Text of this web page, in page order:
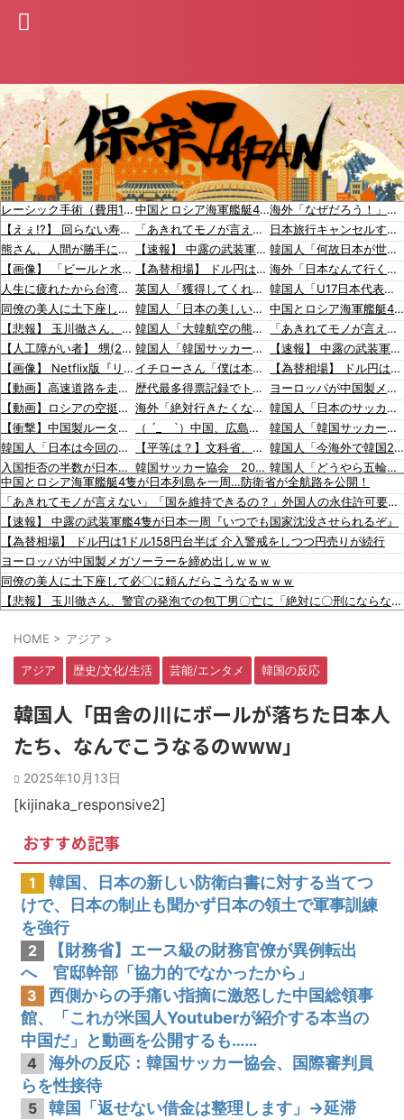
レーシック手術（費用10万円、視力2.0になる、成功率95%）←これをしない理由ｗｗ
【えぇ!?】 回らない寿司屋で、彼氏が寿司に “醤油” つけてた→私「は？30にもなって、醤油つけるとか恥ずかしい！ドン引き！低レベル!! 回転寿司しか行ったことない人はこれだから…」
熊さん、人間が勝手に山壊した結果〇されてしまう…これ半分虐〇だろ
【画像】 「ビールと水を交互に飲まないと倒れるグラス」発売
人生に疲れたから台湾を一周してきた
同僚の美人に土下座して必〇に頼んだらこうなるｗｗｗ
【悲報】 玉川徹さん、警官の発泡での包丁男〇亡に「絶対に〇刑にならない罪なのに警察が〇刑にした！」 → 元警官のマジレスがコチラ → ………
【人工障がい者】 甥(28)「両親が亡くなったんで僕のこと引き取ってほしいんですけど！」なんでいい年したヒキニートを引き取らなきゃいけないんだ...
【画像】 Netflix版『リボンの騎士』、とんでもない事になるｗｗｗｗｗ
【動画】高速道路を走行中の車からリアガラスが飛んでくる事故(ﾟoﾟ)
【動画】ロシアの空挺兵、パラシュートが開かずに墜落してしまう。
【衝撃】中国製ルーター20機種にバックドア発見！ ネットに繋ぐだけで35秒ごとに中国のサーバーと通信
韓国人「日本は今回の地震でも段ボールベッドを出してきたので後進国なのは変わらないようです」
入国拒否の半数が日本人!? 「オーストラリアで日本人女性が売春」
韓国人「株でお金を失ったのはイ・ジェミョンのせいだ！」として支持率が右肩下がりに……まあ、本当にその側面があるので救えないんですが
【動画】両方馬鹿（笑）ミニストップでトラックと衝突したドラレコが（ノ∇`）
【移民政策反対】イオンの売り場で唐揚げを食う中国人の子供
【炎上】藤沢市「モスク建設と土葬も許可します」→3万人の反対署名も却下
【知ってた？】カナダ発ウェアブランド、lululemonが日本でオープン→店名は日本差別からできた？
イスラム指導者が授業!? 憲法違反だと批判〇到【さくらの解説】
91歳女性の遺体を遺棄したベトナム国籍の男が逮捕されました #移民 #外国人
中国とロシア海軍艦艇4隻が日本列島を一周…防衛省が全航路を公開！
「あきれてモノが言えない」「国を維持できるの？」外国人の永住許可要件の厳格化で在日中国人の本音は？
【速報】 中露の武装軍艦4隻が日本一周『いつでも国家沈没させられるぞ』
【為替相場】 ドル円は1ドル158円台半ば 介入警戒をしつつ円売りが続行
英国人「獲得してくれ」上田綺世、ブライトン移籍が浮上！三笘薫との日本代表ホットライン実現!?現地サポ大興奮！「勘弁してくれ」と危惧される懸念点とは!?【海外の反応】
韓国人「日本の美しい街並みを韓国化した結果をご覧ください・・・」
韓国人「大韓航空の熊本地震飲料水支援に対する日本人の反応をご覧ください・・・」→「」
韓国人「韓国サッカー協会が行った国際試合の性的接待の全容がこちら…」→「完全に買収してる…（ﾌﾞﾙﾌﾞﾙ」＝韓国の反応
イチローさん「僕は本を読まない。好きなアニメはドラゴンボール」【海外の反応】
歴代最多得票記録でトップ当選の河合ゆうすけ市議、埼玉知事選（来年８月）に立候補表明！「埼玉県の外国人問題を解決するには、知事選で保守の政治家が立ち上がるしかない」保守一本化を訴え
海外「絶対行きたくない国は？」かなりの割合であの国を挙げられる結果に【海外の反応】
（ ´_ゝ`）中国、広島原爆投下から８１年を迎えたことを受け「日本は原爆被害者の立場で同情を買おうとするのを止めろ」
【平等は？】文科省、若手女性研究者支援のため大学に補助金交付（年間最大5000万円）「将来のリーダーとして活躍する（女性の）人材を輩出したい」
韓国サッカー協会 2011～12年に外国人審判員・監督官ら10数人を性接待（W杯予選、五輪予選が含まれる）国会議員が事実確認
SpaceX、米国防関連技術保護を重視し供給連鎖から中国系を完全排除へ 供給業者に「中国籍人員をSpaceX向けの生産に関わらせないこと」「中国製の設備・部品を使わないこと」を要求し監査実施
韓国人「海外が想像する韓国人キャラクターのイメージがこちら・・・」
「猫が車を凝視してると思ったら、自分に見とれていた…」（動画）
16歳の清水空跳が100m10秒00を記録して桐生祥秀の高校記録を更新、海外陸上競技ファンも大衝撃（海外の反応）
海外「なぜだろう！」日本が米国経済にトドメを刺さない本当の理由に海外が大騒ぎ
日本旅行キャンセルすべきか…1万年ぶり史上最大級の火山の兆し＝韓国の反応
韓国人「何故日本が世界を魅了し続け観光大国になったのか？その理由がこちら‥」→「文化的なソフトパワーが凄い」
海外「日本なんて行くんじゃなかった…」 日本を知ってしまったディズニー信者、帰国後『本家』に失望する事態に
韓国人「U17日本代表、決勝で中国を破りアジア杯優勝（通算5回目・最多優勝国）」→「韓国は8強で落ちたのに・・・もう越えられない壁になってしまったね」「韓国は監督の問題が大きい」「日本はもうどんなに精神勝利したところで超えられない壁である」
中国とロシア海軍艦艇4隻が日本列島を一周…防衛省が全航路を公開！
「あきれてモノが言えない」「国を維持できるの？」外国人の永住許可要件の厳格化で在日中国人の本音は？
【速報】 中露の武装軍艦4隻が日本一周『いつでも国家沈没させられるぞ』
【為替相場】 ドル円は1ドル158円台半ば 介入警戒をしつつ円売りが続行
ヨーロッパが中国製メガソーラーを締め出しｗｗｗ
韓国人「日本のサッカー協会も性接待やってるんじゃないですか？」
韓国人「韓国サッカー協会の審判買収、遂に海外でも話題に…」→「2002年の栄光まで疑われる…（ﾌﾞﾙﾌﾞﾙ」＝韓国の反応
韓国人「今海外で韓国2002W杯ベスト4も怪しいと言われてるよ！性接待がバレちゃったからね」
韓国人「どうやら五輪サッカー日韓戦でも審判の接待があった模様…」→「メダル剥奪なのでは…？（ﾌﾞﾙﾌﾞﾙ」＝韓国の反応
海外「大谷翔平が1試合2発！完全に人間離れしているんだが…」
海外「大谷翔平がワールドシリーズ3連覇＆WSMVPなら歴代何位？海外ファンの答えがこちら」
中国とロシア海軍艦艇4隻が日本列島を一周…防衛省が全航路を公開！
「あきれてモノが言えない」「国を維持できるの？」外国人の永住許可要件の厳格化で在日中国人の本音は？
【速報】 中露の武装軍艦4隻が日本一周『いつでも国家沈没させられるぞ』
【為替相場】 ドル円は1ドル158円台半ば 介入警戒をしつつ円売りが続行
ヨーロッパが中国製メガソーラーを締め出しｗｗｗ
同僚の美人に土下座して必〇に頼んだらこうなるｗｗｗ
【悲報】 玉川徹さん、警官の発泡での包丁男〇亡に「絶対に〇刑にならない罪なのに警察が〇刑にした！」 → 元警官のマジレスがコチラ → ………
【画像】 Netflix版『リボンの騎士』、とんでもない事になるｗｗｗｗｗ
【放送事故】 昔のドラマのレ◯プシーン、今見るとアウトすぎる・・・
高市首相の熊本視察動画にケチを付けたタレント、「正体バレバレよな」と黒電話の呼び方であっさりと……
韓国人「日本のサッカー協会も性接待やってるんじゃないですか？」
HOME > アジア >
アジア 歴史/文化/生活 芸能/エンタメ 韓国の反応
韓国人「田舎の川にボールが落ちた日本人
たち、なんでこうなるのwww」
2025年10月13日
[kijinaka_responsive2]
おすすめ記事
1
韓国、日本の新しい防衛白書に対する当てつ
けで、日本の制止も聞かず日本の領土で軍事訓練
を強行
2
【財務省】エース級の財務官僚が異例転出
へ 官邸幹部「協力的でなかったから」
3
西側からの手痛い指摘に激怒した中国総領事
館、「これが米国人Youtuberが紹介する本当の
中国だ」と動画を公開するも……
4
海外の反応：韓国サッカー協会、国際審判員
らを性接待
5
韓国「返せない借金は整理します」→延滞